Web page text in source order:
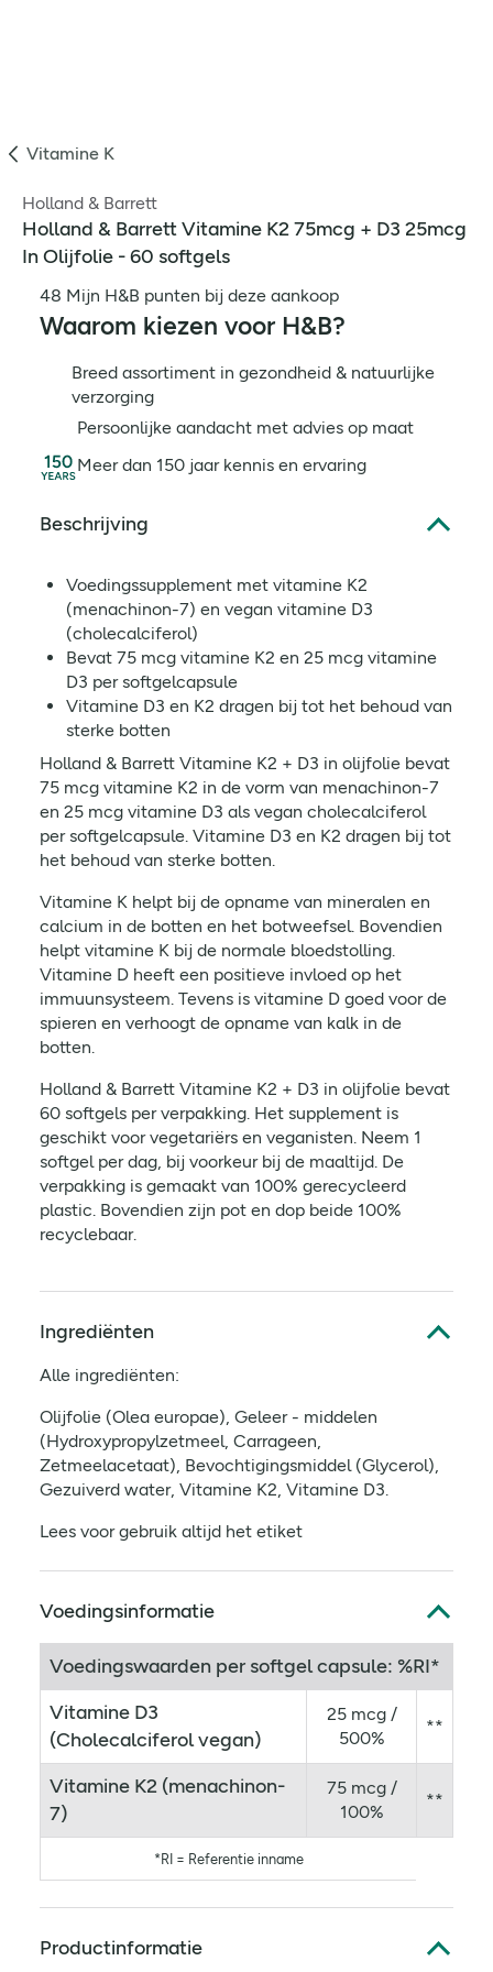
Vitamine K
Holland & Barrett
Holland & Barrett Vitamine K2 75mcg + D3 25mcg
In Olijfolie - 60 softgels
48 Mijn H&B punten bij deze aankoop
Waarom kiezen voor H&B?
Breed assortiment in gezondheid & natuurlijke
verzorging
Persoonlijke aandacht met advies op maat
Meer dan 150 jaar kennis en ervaring
Beschrijving
Voedingssupplement met vitamine K2
(menachinon-7) en vegan vitamine D3
(cholecalciferol)
Bevat 75 mcg vitamine K2 en 25 mcg vitamine
D3 per softgelcapsule
Vitamine D3 en K2 dragen bij tot het behoud van
sterke botten
Holland & Barrett Vitamine K2 + D3 in olijfolie bevat
75 mcg vitamine K2 in de vorm van menachinon-7
en 25 mcg vitamine D3 als vegan cholecalciferol
per softgelcapsule. Vitamine D3 en K2 dragen bij tot
het behoud van sterke botten.
Vitamine K helpt bij de opname van mineralen en
calcium in de botten en het botweefsel. Bovendien
helpt vitamine K bij de normale bloedstolling.
Vitamine D heeft een positieve invloed op het
immuunsysteem. Tevens is vitamine D goed voor de
spieren en verhoogt de opname van kalk in de
botten.
Holland & Barrett Vitamine K2 + D3 in olijfolie bevat
60 softgels per verpakking. Het supplement is
geschikt voor vegetariërs en veganisten. Neem 1
softgel per dag, bij voorkeur bij de maaltijd. De
verpakking is gemaakt van 100% gerecycleerd
plastic. Bovendien zijn pot en dop beide 100%
recyclebaar.
Ingrediënten
Alle ingrediënten:
Olijfolie (Olea europae), Geleer - middelen
(Hydroxypropylzetmeel, Carrageen,
Zetmeelacetaat), Bevochtigingsmiddel (Glycerol),
Gezuiverd water, Vitamine K2, Vitamine D3.
Lees voor gebruik altijd het etiket
Voedingsinformatie
Voedingswaarden per softgel capsule: %RI*
Vitamine D3
(Cholecalciferol vegan)
25 mcg /
500%
**
Vitamine K2 (menachinon-
7)
75 mcg /
100%
**
*RI = Referentie inname
Productinformatie